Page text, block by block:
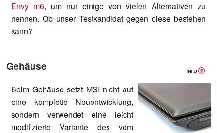
Envy m6, um nur einige von vielen Alternativen zu
nennen. Ob unser Testkandidat gegen diese bestehen
kann?
Gehäuse
Beim Gehäuse setzt MSI nicht auf
eine komplette Neuentwicklung,
sondern verwendet eine leicht
modifizierte Variante des vom